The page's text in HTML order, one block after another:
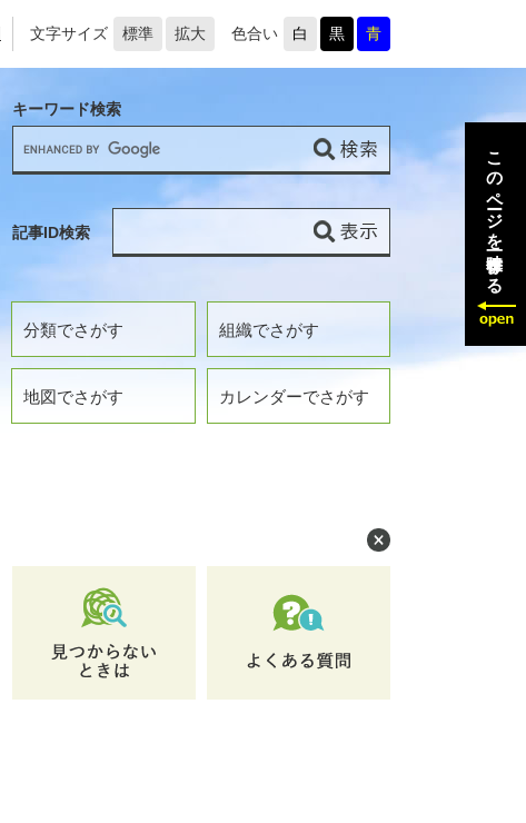
文字サイズ 標準 拡大 色合い 白 黒 青
分類でさがす 組織でさがす
地図でさがす カレンダーでさがす
キーワード検索
記事ID検索 このページを一時保存する